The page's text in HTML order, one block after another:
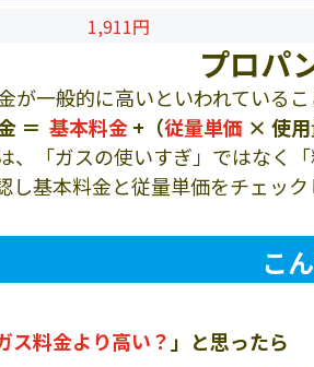
1,911円
プロパ
が一般的に高いといわれている
＝ 基本料金+（従量単価 × 使用
、「ガスの使いすぎ」ではなく
し基本料金と従量単価をチェック
こ
ス料金より高い？ 」と思ったら